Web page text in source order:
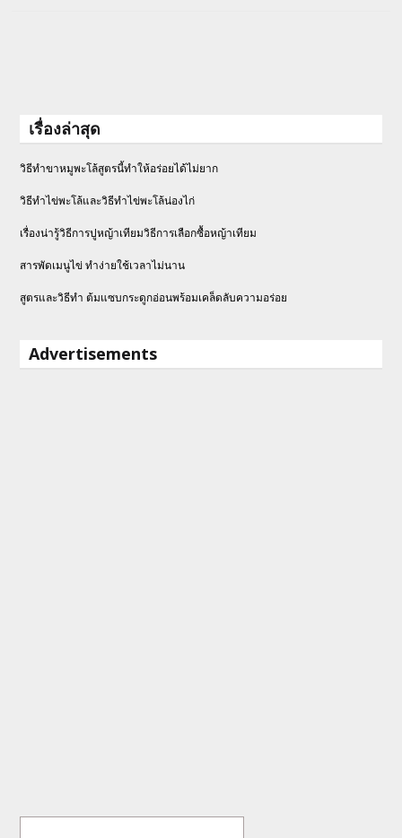
เรื่องล่าสุด
วิธีทำขาหมูพะโล้สูตรนี้ทำให้อร่อยได้ไม่ยาก
วิธีทําไข่พะโล้และวิธีทำไข่พะโล้น่องไก่
เรื่องน่ารู้วิธีการปูหญ้าเทียมวิธีการเลือกซื้อหญ้าเทียม
สารพัดเมนูไข่ ทำง่ายใช้เวลาไม่นาน
สูตรและวิธีทำ ต้มแซบกระดูกอ่อนพร้อมเคล็ดลับความอร่อย
Advertisements